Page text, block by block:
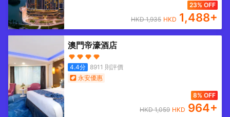
23% OFF
HKD1,935 HKD 1,488+
澳門帝濠酒店
4.4分 8911 則評價
永安優惠
8% OFF
HKD1,059 HKD 964+